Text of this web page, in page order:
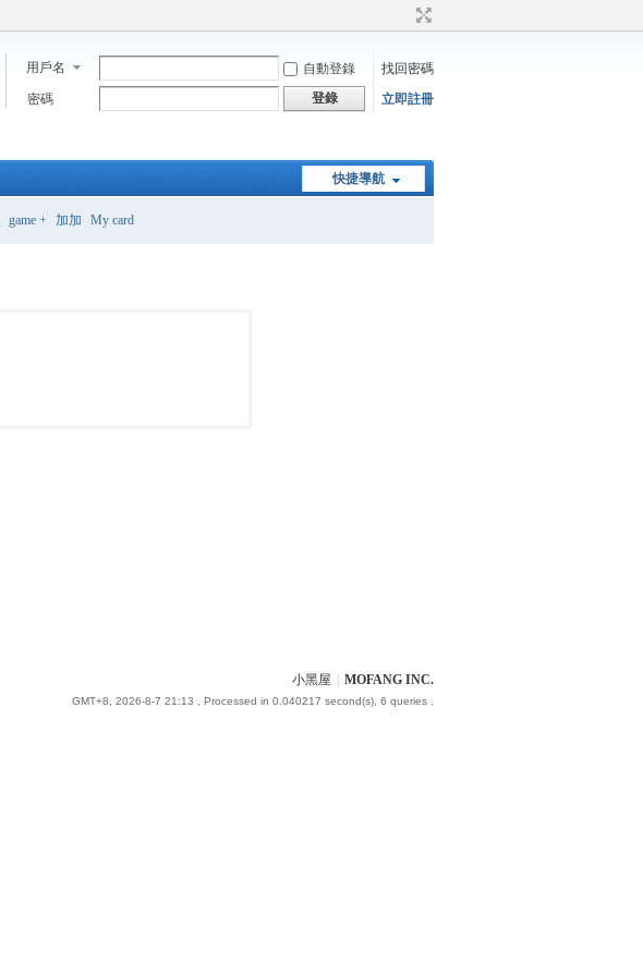
用戶名 自動登錄
找回密碼
密碼
登錄 立即註冊
快捷導航
game + 加加 My card
小黑屋 MOFANG INC.
GMT+8, 2026-8-7 21:13 , Processed in 0.040217 second(s), 6 queries .